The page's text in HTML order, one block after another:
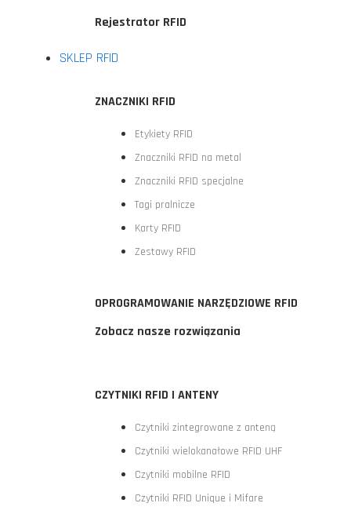
Rejestrator RFID
SKLEP RFID
ZNACZNIKI RFID
Etykiety RFID
Znaczniki RFID na metal
Znaczniki RFID specjalne
Tagi pralnicze
Karty RFID
Zestawy RFID
OPROGRAMOWANIE NARZĘDZIOWE RFID
Zobacz nasze rozwiązania
CZYTNIKI RFID I ANTENY
Czytniki zintegrowane z anteną
Czytniki wielokanałowe RFID UHF
Czytniki mobilne RFID
Czytniki RFID Unique i Mifare